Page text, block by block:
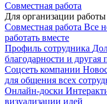
Совместная работа
Для организации
Совместная работа Все
работать вместе
Профиль сотрудника
благодарности и
Соцсеть компании
для общения всех
Онлайн-доски
визуализации идей